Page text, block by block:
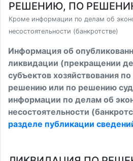
РЕШЕНИЮ, ПО
Кроме информации по делам об
несостоятельности (банкротстве)
Информация об
ликвидации (прекращении
субъектов хозяйствования
решению или по решению
информации по делам об
несостоятельности
разделе публикации